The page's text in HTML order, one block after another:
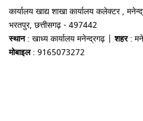
कार्यालय खाद्य शाखा कार्यालय कलेक्टर ,
भरतपुर, छत्तीसगढ़ - 497442
स्थान: खाध्य कार्यालय मनेन्द्रगढ़ |शहर:
मोबाइल: 9165073272